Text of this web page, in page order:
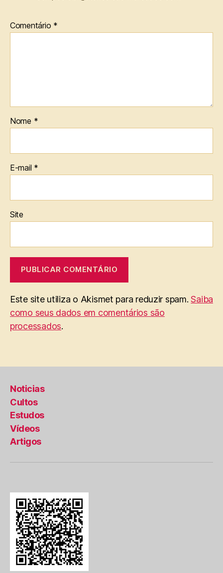
Comentário *
Nome *
E-mail *
Site
Este site utiliza o Akismet para reduzir spam.Saiba
como seus dados em comentários são
processados.
Noticias
Cultos
Estudos
Vídeos
Artigos